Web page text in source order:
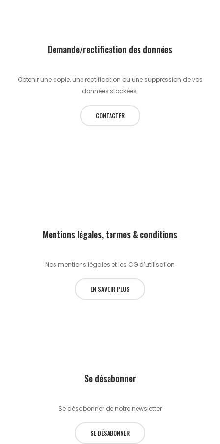
Demande/rectification des données
Obtenir une copie, une rectification ou une suppression de vos
données stockées.
CONTACTER
Mentions légales, termes & conditions
Nos mentions légales et les CG d’utilisation
EN SAVOIR PLUS
Se désabonner
Se désabonner de notre newsletter
SE DÉSABONNER